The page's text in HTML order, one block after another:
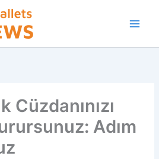
Cüzdanınızı
Adım